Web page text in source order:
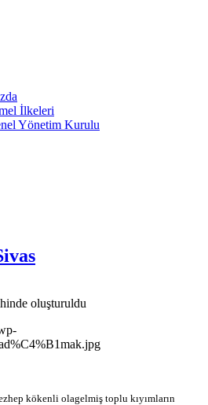
İlkeleri
Yönetim Kurulu
oluşturuldu
kökenli olagelmiş toplu kıyımların